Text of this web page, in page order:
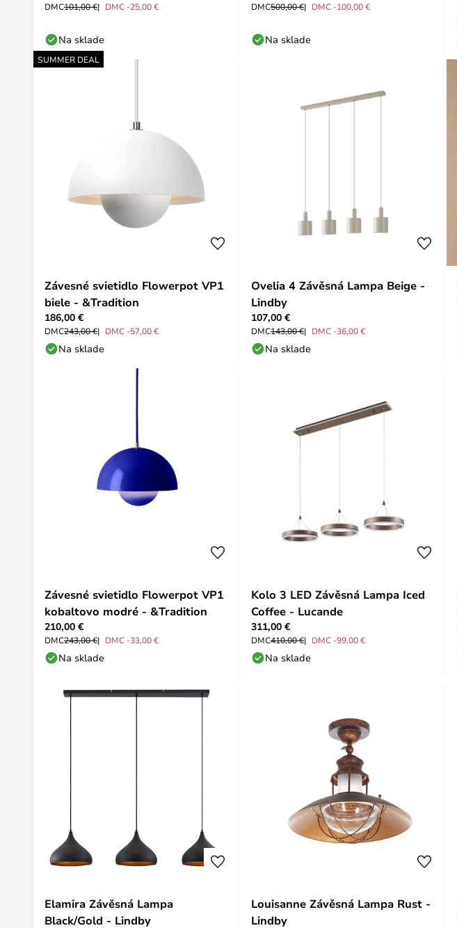
DMC101,00 € DMC -25,00 €
Na sklade
DMC500,00 € DMC -100,00 €
Na sklade
SUMMER DEAL
Závesné svietidlo Flowerpot VP1
biele - &Tradition
186,00 €
DMC243,00 € DMC -57,00 €
Na sklade
Ovelia 4 Závěsná Lampa Beige -
Lindby
107,00 €
DMC143,00 € DMC -36,00 €
Na sklade
Závesné svietidlo Flowerpot VP1
kobaltovo modré - &Tradition
210,00 €
DMC243,00 € DMC -33,00 €
Na sklade
Kolo 3 LED Závěsná Lampa Iced
Coffee - Lucande
311,00 €
DMC410,00 € DMC -99,00 €
Na sklade
Elamira Závěsná Lampa
Black/Gold - Lindby
Louisanne Závěsná Lampa Rust -
Lindby